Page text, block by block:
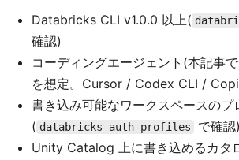
Databricks CLI v1.0.0 以上(
確認)
コーディングエージェント(本記事
を想定。Cursor / Codex CLI /
書き込み可能なワークスペースのプ
( databricks auth profiles
で確認)
Unity Catalog 上に書き込めるカタ